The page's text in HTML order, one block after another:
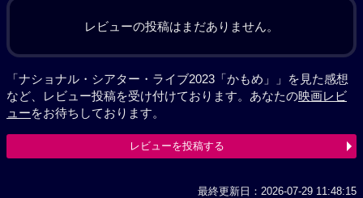
レビューの投稿はまだありません。
「ナショナル・シアター・ライブ2023「かもめ」」を見た感想
など、レビュー投稿を受け付けております。あなたの映画レビ
ューをお待ちしております。
レビューを投稿する
最終更新日：2026-07-29 11:48:15